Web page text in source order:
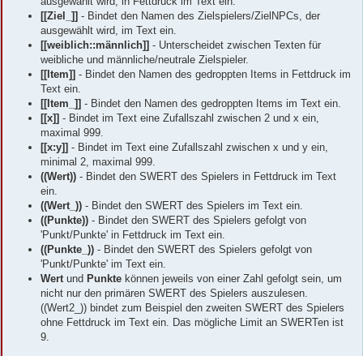
[[Ziel_]] - Bindet den Namen des Zielspielers/ZielNPCs, der
ausgewählt wird, im Text ein.
[[weiblich::männlich]] - Unterscheidet zwischen Texten für
weibliche und männliche/neutrale Zielspieler.
[[Item]] - Bindet den Namen des gedroppten Items in Fettdruck im
Text ein.
[[Item_]] - Bindet den Namen des gedroppten Items im Text ein.
[[x]] - Bindet im Text eine Zufallszahl zwischen 2 und x ein,
maximal 999.
[[x:y]] - Bindet im Text eine Zufallszahl zwischen x und y ein,
minimal 2, maximal 999.
((Wert)) - Bindet den SWERT des Spielers in Fettdruck im Text
ein.
((Wert_)) - Bindet den SWERT des Spielers im Text ein.
((Punkte)) - Bindet den SWERT des Spielers gefolgt von
'Punkt/Punkte' in Fettdruck im Text ein.
((Punkte_)) - Bindet den SWERT des Spielers gefolgt von
'Punkt/Punkte' im Text ein.
Wertund Punkte können jeweils von einer Zahl gefolgt sein, um
nicht nur den primären SWERT des Spielers auszulesen.
((Wert2_)) bindet zum Beispiel den zweiten SWERT des Spielers
ohne Fettdruck im Text ein. Das mögliche Limit an SWERTen ist
9.